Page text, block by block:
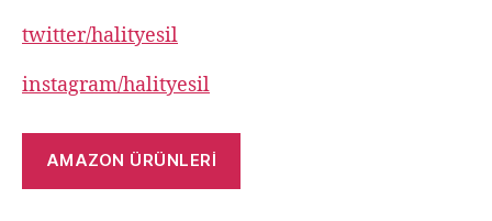
twitter/halityesil
instagram/halityesil
AMAZON ÜRÜNLERİ